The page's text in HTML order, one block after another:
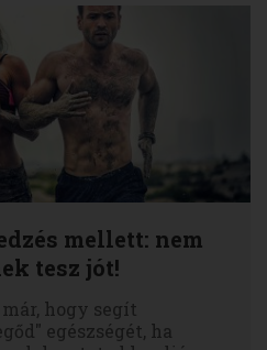
mellett: nem
tesz jót!
hogy segít
egészségét, ha